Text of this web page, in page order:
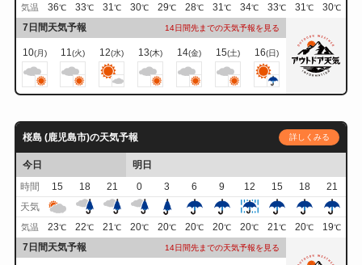
気温 36℃ 33℃ 31℃ 30℃ 29℃ 28℃ 31℃ 34℃ 33℃ 31℃ 30℃
7日間天気予報 14日間先までの天気予報を見る
10(月) 11(火) 12(水) 13(木) 14(金) 15(土) 16(日)
桜島 (鹿児島市)の天気予報 詳しくみる
今日
明日
時間
15 18 21 0 3 6 9 12 15 18
21
天気
気温 23℃ 22℃ 21℃ 20℃ 20℃ 20℃ 20℃ 20℃ 21℃ 20℃ 19℃
7日間天気予報 14日間先までの天気予報を見る